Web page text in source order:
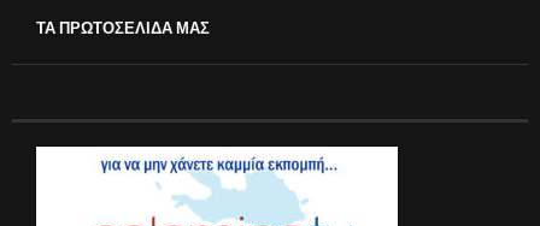
ΤΑ ΠΡΩΤΟΣΕΛΙΔΑ ΜΑΣ